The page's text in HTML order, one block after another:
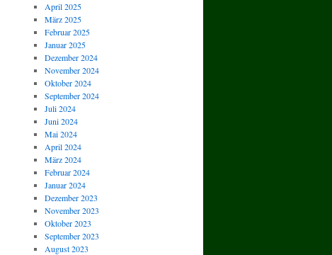
April 2025
März 2025
Februar 2025
Januar 2025
Dezember 2024
November 2024
Oktober 2024
September 2024
Juli 2024
Juni 2024
Mai 2024
April 2024
März 2024
Februar 2024
Januar 2024
Dezember 2023
November 2023
Oktober 2023
September 2023
August 2023